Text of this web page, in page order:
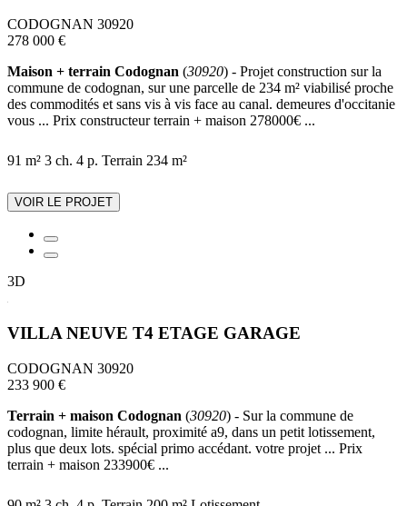
CODOGNAN 30920
278 000 €
Maison + terrain Codognan (30920) - Projet construction sur la
commune de codognan, sur une parcelle de 234 m² viabilisé proche
des commodités et sans vis à vis face au canal. demeures d'occitanie
vous ... Prix constructeur terrain + maison 278000€ ...
91 m² 3 ch. 4 p. Terrain 234 m²
VOIR LE PROJET
3D
VILLA NEUVE T4 ETAGE GARAGE
CODOGNAN 30920
233 900 €
Terrain + maison Codognan (30920) - Sur la commune de
codognan, limite hérault, proximité a9, dans un petit lotissement,
plus que deux lots. spécial primo accédant. votre projet ... Prix
terrain + maison 233900€ ...